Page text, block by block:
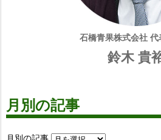
石橋青果株式会社 代
鈴木 貴
月別の記事